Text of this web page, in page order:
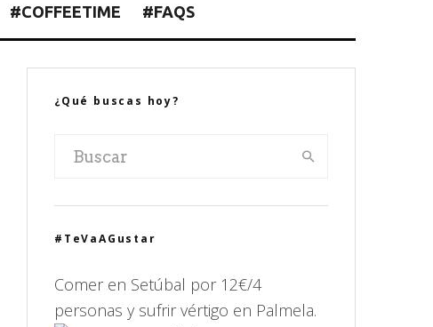
#COFFEETIME #FAQS
¿Qué buscas hoy?
#TeVaAGustar
Comer en Setúbal por 12€/4
personas y sufrir vértigo en Palmela.